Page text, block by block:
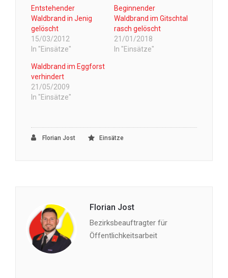
Entstehender
Waldbrand in Jenig
gelöscht
15/03/2012
In "Einsätze"
Beginnender
Waldbrand im Gitschtal
rasch gelöscht
21/01/2018
In "Einsätze"
Waldbrand im Eggforst
verhindert
21/05/2009
In "Einsätze"
Florian Jost Einsätze
Florian Jost
Bezirksbeauftragter für
Öffentlichkeitsarbeit